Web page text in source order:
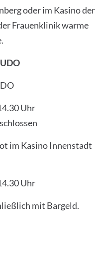
oder im Kasino der
Frauenklinik warme
Uhr
im Kasino Innenstadt
Uhr
mit Bargeld.